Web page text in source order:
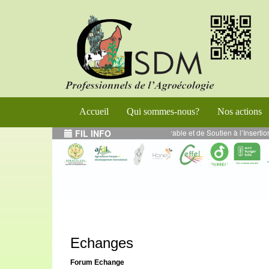
Accueil Qui sommes-nous? Nos actions
FIL INFO
de Renforcement de l’Entrepreneuriat Durable et de Soutien à l’Insertion
Echanges
Forum Echange